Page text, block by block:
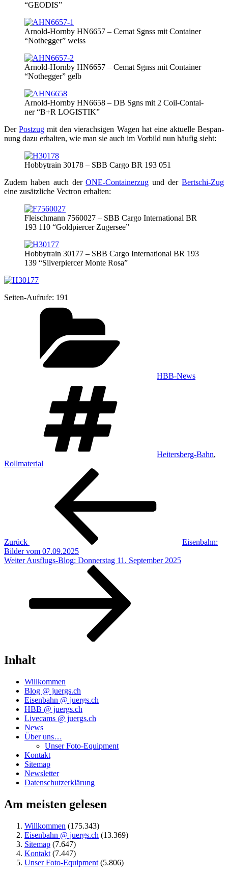
“GEODIS”
Arnold-Horn­by HN6657 – Cemat Sgnss mit Con­tai­ner
“Not­heg­ger” weiss
Arnold-Horn­by HN6657 – Cemat Sgnss mit Con­tai­ner
“Not­heg­ger” gelb
Arnold-Horn­by HN6658 – DB Sgns mit 2 Coil-Con­tai­
ner “B+R LOGISTIK”
DerPost­zug mit den vier­ach­si­gen Wagen hat eine aktu­el­le Bespan­
nung dazu erhal­ten, wie man sie auch im Vor­bild nun häu­fig sieht:
Hob­by­train 30178 – SBB Car­go BR 193 051
Zudem haben auch derONE-Con­tai­ner­zug und derBert­schi-Zug
eine zusätz­li­che Vec­tron erhalten:
Fleisch­mann 7560027 – SBB Car­go Inter­na­tio­nal BR
193 110 “Gold­pier­cer Zugersee”
Hob­by­train 30177 – SBB Car­go Inter­na­tio­nal BR 193
139 “Sil­ver­pier­cer Mon­te Rosa”
Sei­ten-Auf­ru­fe: 191
HBB-News
Heitersberg-Bahn,
Rollmaterial
Beitragsnavigation
Zurück
Eisenbahn:
Bilder vom 07.09.2025
Nächster
Weiter Ausflugs-Blog: Donnerstag 11. September 2025
Inhalt
Willkommen
Blog @ juergs.ch
Eisenbahn @ juergs.ch
HBB @ juergs.ch
Livecams @ juergs.ch
News
Über uns…
Unser Foto-Equipment
Kontakt
Sitemap
Newsletter
Datenschutzerklärung
Am meisten gelesen
Willkommen (175.343)
Eisenbahn @ juergs.ch (13.369)
Sitemap (7.647)
Kontakt (7.447)
Unser Foto-Equipment (5.806)